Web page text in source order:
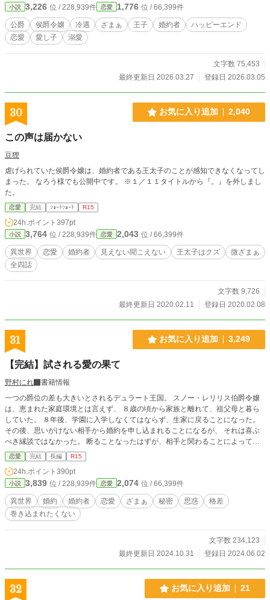
小説 3,226 位 / 228,939件 恋愛 1,776 位 / 66,399件
公爵 侯爵令嬢 冷遇 ざまぁ 王子 婚約者
ハッピーエンド
恋愛
愛し子 溺愛
文字数 75,453
最終更新日 2026.03.27
登録日 2026.03.05
30 お気に入り追加 2,040
この声は届かない
豆狸
虐げられていた侯爵令嬢は、婚約者である王太子のことが感知できなくなってし
まった。 なろう様でも公開中です。 ※１／１１タイトルから『。』を外しまし
た。
恋愛 完結 ｼｮｰﾄｼｮｰﾄ R15
24h.ポイント 397pt
小説 3,764 位 / 228,939件 恋愛 2,043 位 / 66,399件
異世界 恋愛 婚約者 見えない聞こえない 王太子はクズ
微ざまぁ
全四話
文字数 9,726
最終更新日 2020.02.11
登録日 2020.02.08
31 お気に入り追加 3,249
【完結】試される愛の果て
野村にれ
書籍情報
一つの爵位の差も大きいとされるデュラート王国。 スノー・レリリス伯爵令嬢
は、恵まれた家庭環境とは言えず、 ８歳の頃から家族と離れて、祖父母と暮ら
していた。 ８年後、学園に入学しなくてはならず、生家に戻ることになった。
その後、思いがけない相手から婚約を申し込まれることになるが、 それは喜ぶ
べき縁談ではなかった。 断ることなったはずが、相手と関わることによって、
知りたくもない思惑が明らかになっていく。
恋愛 完結 長編 R15
24h.ポイント 390pt
小説 3,839 位 / 228,939件 恋愛 2,074 位 / 66,399件
異世界 婚約 婚約者 恋愛 ざまぁ 秘密 思惑
格差
巻き込まれたくない
文字数 234,123
最終更新日 2024.10.31
登録日 2024.06.02
32 お気に入り追加 21